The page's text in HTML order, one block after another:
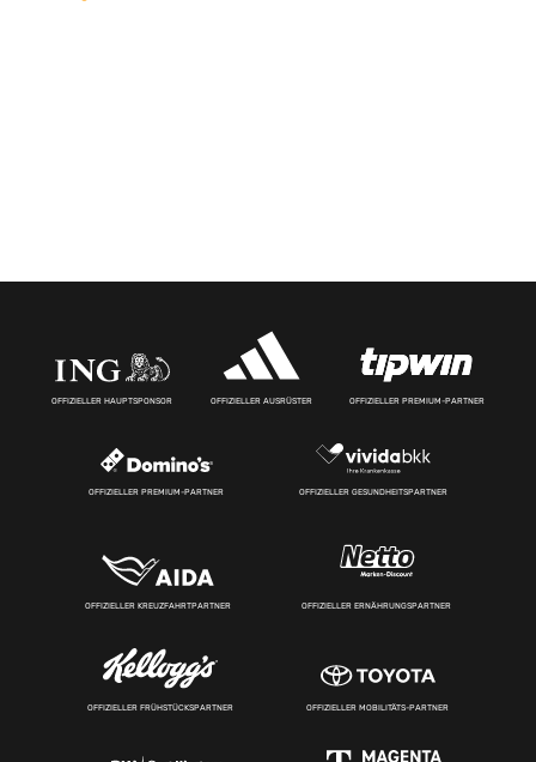
OFFIZIELLER HAUPTSPONSOR OFFIZIELLER AUSRÜSTER OFFIZIELLER PREMIUM-PARTNER
OFFIZIELLER PREMIUM-PARTNER OFFIZIELLER GESUNDHEITSPARTNER
OFFIZIELLER KREUZFAHRTPARTNER OFFIZIELLER ERNÄHRUNGSPARTNER
OFFIZIELLER FRÜHSTÜCKSPARTNER OFFIZIELLER MOBILITÄTS-PARTNER